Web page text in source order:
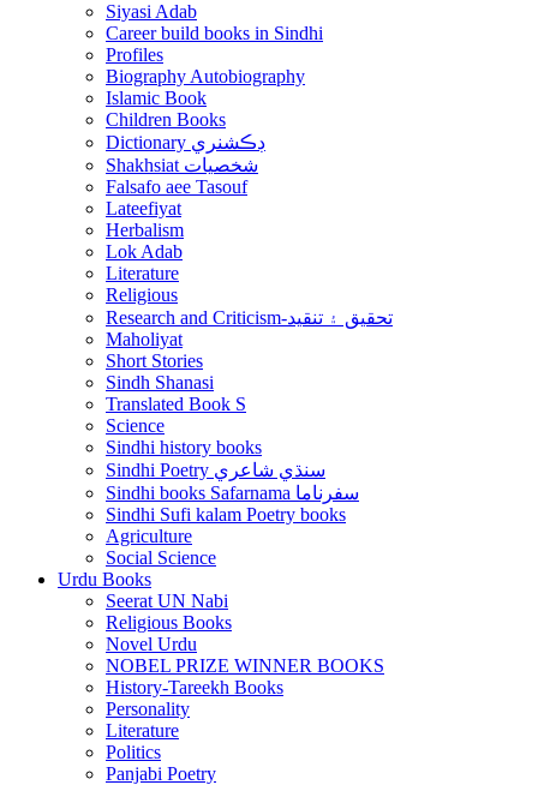
Siyasi Adab
Career build books in Sindhi
Profiles
Biography Autobiography
Islamic Book
Children Books
Dictionary ڊڪشنري
Shakhsiat شخصيات
Falsafo aee Tasouf
Lateefiyat
Herbalism
Lok Adab
Literature
Religious
Research and Criticism-تحقيق ۽ تنقيد
Maholiyat
Short Stories
Sindh Shanasi
Translated Book S
Science
Sindhi history books
Sindhi Poetry سنڌي شاعري
Sindhi books Safarnama سفرناما
Sindhi Sufi kalam Poetry books
Agriculture
Social Science
Urdu Books
Seerat UN Nabi
Religious Books
Novel Urdu
NOBEL PRIZE WINNER BOOKS
History-Tareekh Books
Personality
Literature
Politics
Panjabi Poetry